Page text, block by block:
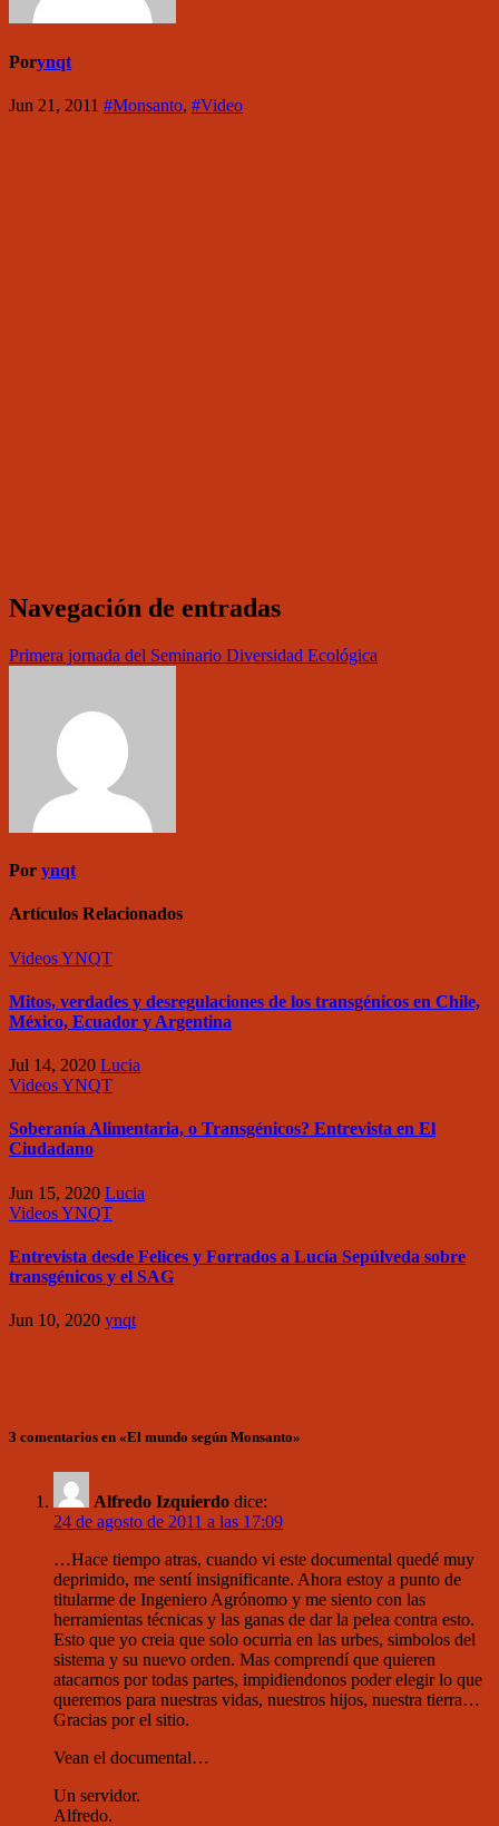
Porynqt
Jun 21, 2011 #Monsanto, #Video
Navegación de entradas
Primera jornada del Seminario Diversidad Ecológica
Por ynqt
Artículos Relacionados
VideosYNQT
Mitos, verdades y desregulaciones de los transgénicos en Chile,
México, Ecuador y Argentina
Jul 14, 2020 Lucia
VideosYNQT
Soberanía Alimentaria, o Transgénicos? Entrevista en El
Ciudadano
Jun 15, 2020 Lucia
VideosYNQT
Entrevista desde Felices y Forrados a Lucía Sepúlveda sobre
transgénicos y el SAG
Jun 10, 2020 ynqt
3 comentarios en «El mundo según Monsanto»
Alfredo Izquierdo dice:
24 de agosto de 2011 a las 17:09
…Hace tiempo atras, cuando vi este documental quedé muy
deprimido, me sentí insignificante. Ahora estoy a punto de
titularme de Ingeniero Agrónomo y me siento con las
herramientas técnicas y las ganas de dar la pelea contra esto.
Esto que yo creia que solo ocurria en las urbes, simbolos del
sistema y su nuevo orden. Mas comprendí que quieren
atacarnos por todas partes, impidiendonos poder elegir lo que
queremos para nuestras vidas, nuestros hijos, nuestra tierra…
Gracias por el sitio.
Vean el documental…
Un servidor.
Alfredo.